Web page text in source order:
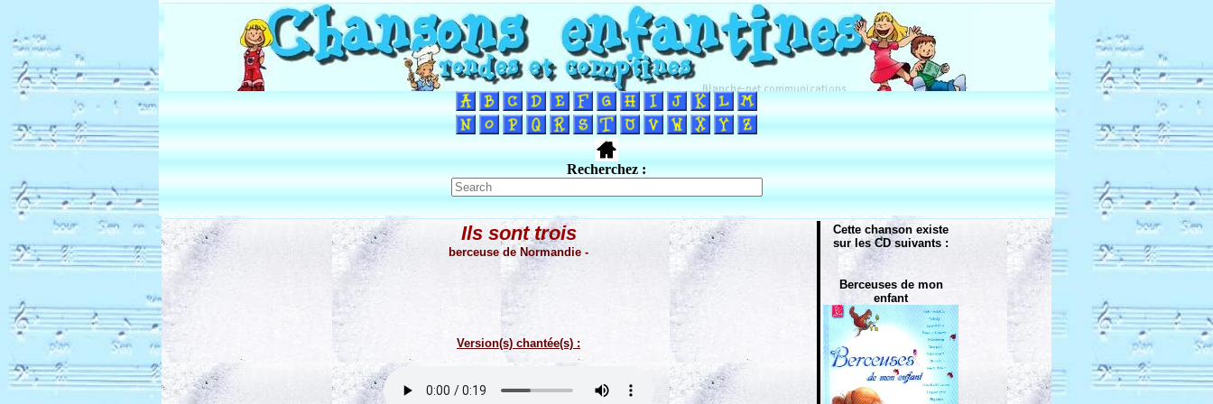
Recherchez :
Ils sont trois
berceuse de Normandie -
Version(s) chantée(s) :
Cette chanson existe
sur les CD suivants :
Berceuses de mon
enfant